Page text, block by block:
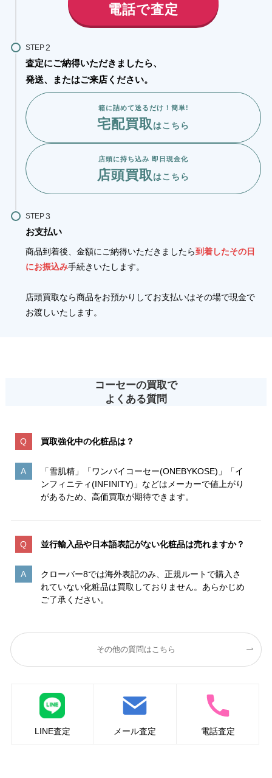
電話で査定
STEP
査定にご納得いただきましたら、
発送、またはご来店ください。
箱に詰めて送るだけ！簡単!
宅配買取はこちら
店頭に持ち込み 即日現金化
店頭買取はこちら
STEP
お支払い
商品到着後、金額にご納得いただきましたら到着したその日
にお振込み手続きいたします。
店頭買取なら商品をお預かりしてお支払いはその場で現金で
お渡しいたします。
コーセーの買取で
よくある質問
買取強化中の化粧品は？
「雪肌精」「ワンバイコーセー(ONEBYKOSE)」「イ
ンフィニティ(INFINITY)」などはメーカーで値上がり
があるため、高価買取が期待できます。
並行輸入品や日本語表記がない化粧品は売れますか？
クローバー8では海外表記のみ、正規ルートで購入さ
れていない化粧品は買取しておりません。あらかじめ
ご了承ください。
その他の質問はこちら
LINE査定 メール査定 電話査定